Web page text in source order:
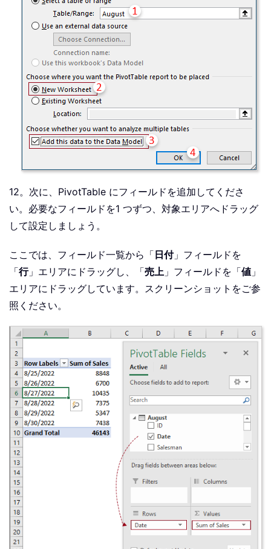
12。次に、PivotTable にフィールドを追加してくださ
い。必要なフィールドを1 つずつ、対象エリアへドラッグ
して設定しましょう。
ここでは、フィールド一覧から「 日付」フィールドを
「行」エリアにドラッグし、「売上 」フィールドを「値 」
エリアにドラッグしています。スクリーンショットをご参
照ください。